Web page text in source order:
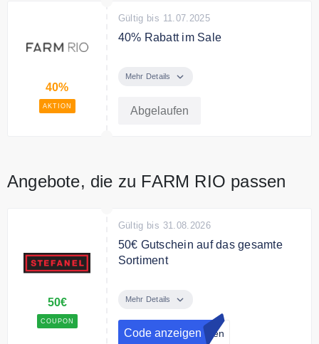
40%
AKTION
Gültig bis 11.07.2025
40% Rabatt im Sale
Rabatt im Sale
Mehr Details
Abgelaufen
Angebote, die zu FARM RIO passen
50€
COUPON
Gültig bis 31.08.2026
50€ Gutschein auf das gesamte
Sortiment
Sortiment pro 500€ Einkauf.
Melden Sie sich jetzt zum Stefanel
Treueprogramm an.
Mehr Details
Code anzeigen lden